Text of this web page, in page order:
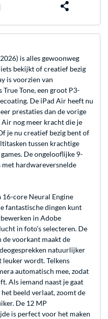
is alles gewoonweg
bekijkt of creatief bezig
is voorzien van
True Tone, een groot P3-
De iPad Air heeft nu
prestaties dan de vorige
nog meer kracht die je
je nu creatief bezig bent of
tussen krachtige
De ongelooflijke 9-
hardwareversnelde
core Neural Engine
fantastische dingen kunt
in Adobe
in foto's selecteren. De
voorkant maakt de
natuurlijker
leuker wordt. Telkens
automatisch mee, zodat
Als iemand naast je gaat
beeld verlaat, zoomt de
De 12 MP
is perfect voor het maken